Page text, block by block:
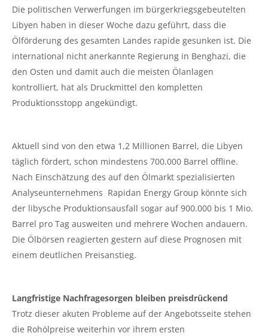
Die politischen Verwerfungen im bürgerkriegsgebeutelten
Libyen haben in dieser Woche dazu geführt, dass die
Ölförderung des gesamten Landes rapide gesunken ist. Die
international nicht anerkannte Regierung in Benghazi, die
den Osten und damit auch die meisten Ölanlagen
kontrolliert, hat als Druckmittel den kompletten
Produktionsstopp angekündigt.
Aktuell sind von den etwa 1,2 Millionen Barrel, die Libyen
täglich fördert, schon mindestens 700.000 Barrel offline.
Nach Einschätzung des auf den Ölmarkt spezialisierten
Analyseunternehmens Rapidan Energy Group könnte sich
der libysche Produktionsausfall sogar auf 900.000 bis 1 Mio.
Barrel pro Tag ausweiten und mehrere Wochen andauern.
Die Ölbörsen reagierten gestern auf diese Prognosen mit
einem deutlichen Preisanstieg.
Langfristige Nachfragesorgen bleiben preisdrückend
Trotz dieser akuten Probleme auf der Angebotsseite stehen
die Rohölpreise weiterhin vor ihrem ersten